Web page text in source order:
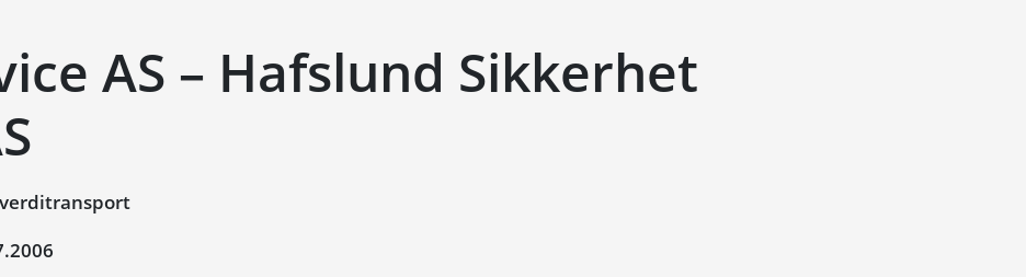
AS – Hafslund Sikkerhet